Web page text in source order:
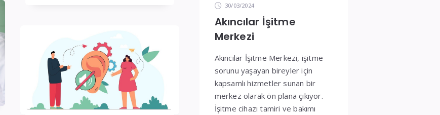
30/03/2024
Akıncılar İşitme
Merkezi
Akıncılar İşitme Merkezi, işitme
sorunu yaşayan bireyler için
kapsamlı hizmetler sunan bir
merkez olarak ön plana çıkıyor.
İşitme cihazı tamiri ve bakımı